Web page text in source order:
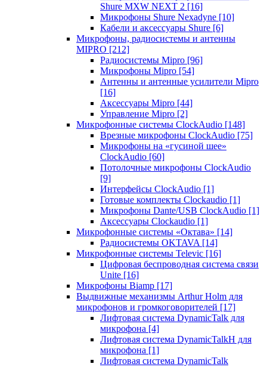
Shure MXW NEXT 2 [16]
Микрофоны Shure Nexadyne [10]
Кабели и аксессуары Shure [6]
Микрофоны, радиосистемы и антенны
MIPRO [212]
Радиосистемы Mipro [96]
Микрофоны Mipro [54]
Антенны и антенные усилители Mipro
[16]
Аксессуары Mipro [44]
Управление Mipro [2]
Микрофонные системы ClockAudio [148]
Врезные микрофоны ClockAudio [75]
Микрофоны на «гусиной шее»
ClockAudio [60]
Потолочные микрофоны ClockAudio
[9]
Интерфейсы ClockAudio [1]
Готовые комплекты Clockaudio [1]
Микрофоны Dante/USB ClockAudio [1]
Аксессуары Clockaudio [1]
Микрофонные системы «Октава» [14]
Радиосистемы OKTAVA [14]
Микрофонные системы Televic [16]
Цифровая беспроводная система связи
Unite [16]
Микрофоны Biamp [17]
Выдвижные механизмы Arthur Holm для
микрофонов и громкоговорителей [17]
Лифтовая система DynamicTalk для
микрофона [4]
Лифтовая система DynamicTalkH для
микрофона [1]
Лифтовая система DynamicTalk